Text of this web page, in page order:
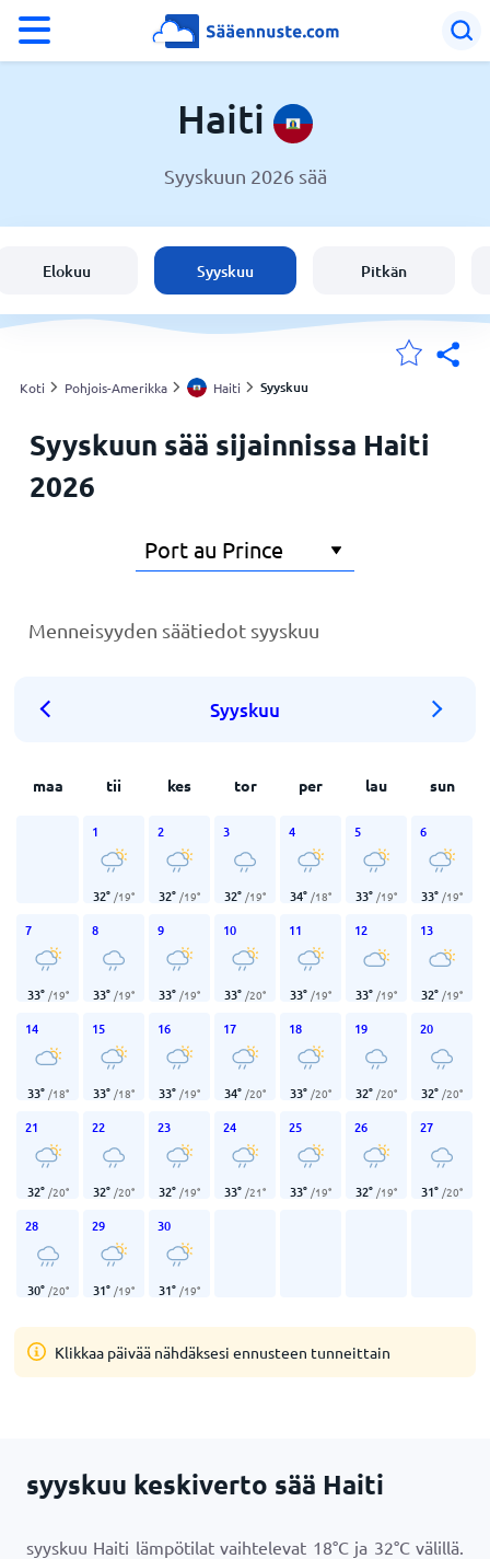
Suomi
Sijaintini
Koti
Haiti
Syyskuun 2026 sää
Elokuu Syyskuu Pitkän
Koti Pohjois-Amerikka Haiti Syyskuu
Syyskuun sää sijainnissa Haiti
2026
Menneisyyden säätiedot syyskuu
Syyskuu
maa tii kes tor per lau sun
1
32° /19°
2
32° /19°
3
32° /19°
4
34° /18°
5
33° /19°
6
33° /19°
7
33° /19°
8
33° /19°
9
33° /19°
10
33° /20°
11
33° /19°
12
33° /19°
13
32° /19°
14
33° /18°
15
33° /18°
16
33° /19°
17
34° /20°
18
33° /20°
19
32° /20°
20
32° /20°
21
32° /20°
22
32° /20°
23
32° /19°
24
33° /21°
25
33° /19°
26
32° /19°
27
31° /20°
28
30° /20°
29
31° /19°
30
31° /19°
Klikkaa päivää nähdäksesi ennusteen tunneittain
syyskuu keskiverto sää Haiti
syyskuu Haiti lämpötilat vaihtelevat 18°Cja 32°Cvälillä.